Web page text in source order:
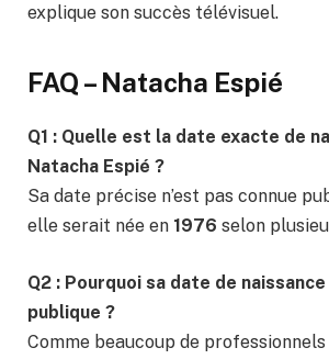
explique son succès télévisuel.
FAQ – Natacha Espié
Q1 : Quelle est la date exacte de
Natacha Espié ?
Sa date précise n’est pas connue
elle serait née en 1976 selon
Q2 : Pourquoi sa date de
publique ?
Comme beaucoup de